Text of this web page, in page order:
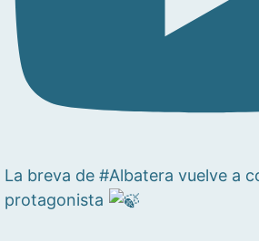
La breva de #Albatera vuelve a
protagonista